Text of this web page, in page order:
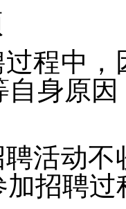
程中，
自身原
聘活动
招聘